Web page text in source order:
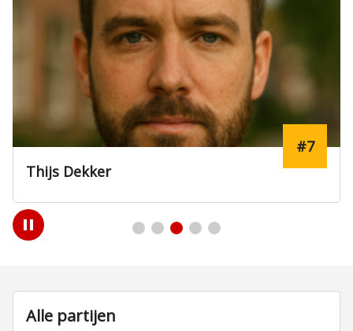
Thijs Dekker
#7
Play
/
Alle partijen